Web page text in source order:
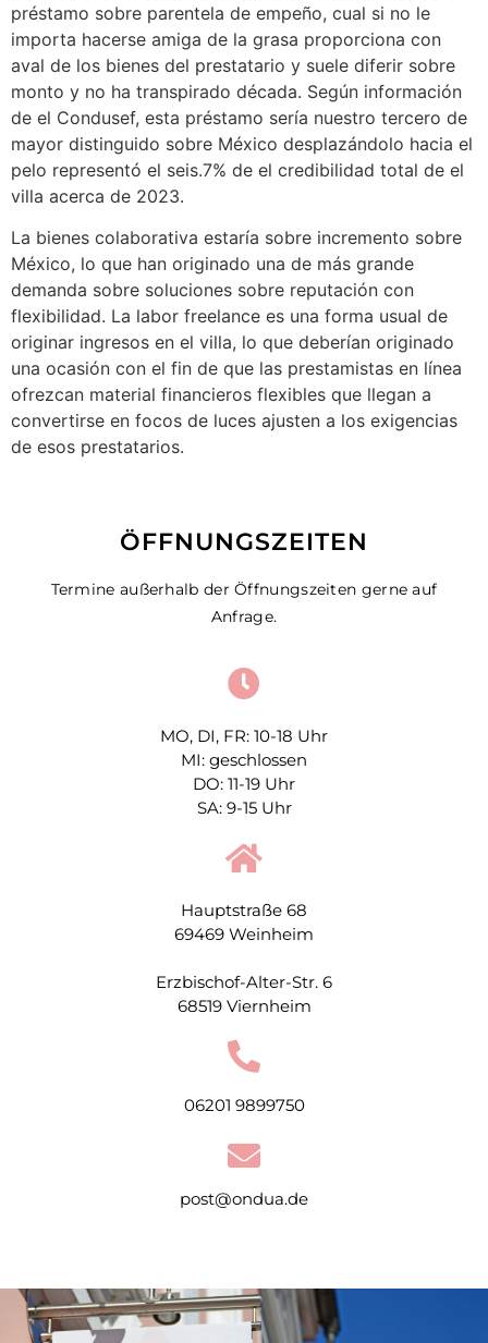
préstamo sobre parentela de empeño, cual si no le
importa hacerse amiga de la grasa proporciona con
aval de los bienes del prestatario y suele diferir sobre
monto y no ha transpirado década. Según información
de el Condusef, esta préstamo serí­a nuestro tercero de
mayor distinguido sobre México desplazándolo hacia el
pelo representó el seis.7% de el credibilidad total de el
villa acerca de 2023.
La bienes colaborativa estaría sobre incremento sobre
México, lo que han originado una de más grande
demanda sobre soluciones sobre reputación con
flexibilidad. La labor freelance es una forma usual de
originar ingresos en el villa, lo que deberían originado
una ocasión con el fin de que las prestamistas en línea
ofrezcan material financieros flexibles que llegan a
convertirse en focos de luces ajusten a los exigencias
de esos prestatarios.
ÖFFNUNGSZEITEN
Termine außerhalb der Öffnungszeiten gerne auf
Anfrage.
MO, DI, FR: 10-18 Uhr
MI: geschlossen
DO: 11-19 Uhr
SA: 9-15 Uhr
Hauptstraße 68
69469 Weinheim
Erzbischof-Alter-Str. 6
68519 Viernheim
06201 9899750
post@ondua.de